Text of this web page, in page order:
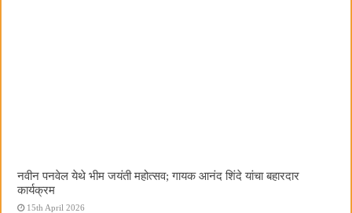
नवीन पनवेल येथे भीम जयंती महोत्सव; गायक आनंद शिंदे यांचा बहारदार
कार्यक्रम
15th April 2026